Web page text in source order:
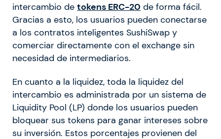
intercambio de tokens ERC-20 de forma fácil.
Gracias a esto, los usuarios pueden conectarse
a los contratos inteligentes SushiSwap y
comerciar directamente con el exchange sin
necesidad de intermediarios.
En cuanto a la liquidez, toda la liquidez del
intercambio es administrada por un sistema de
Liquidity Pool (LP) donde los usuarios pueden
bloquear sus tokens para ganar intereses sobre
su inversión. Estos porcentajes provienen del